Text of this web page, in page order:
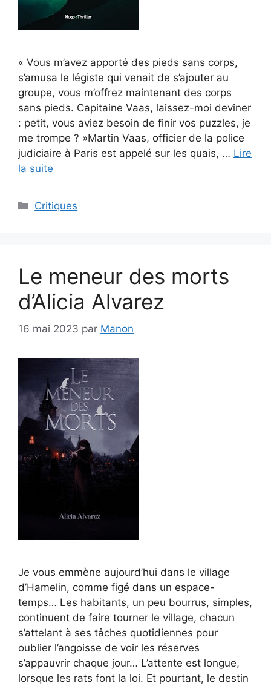
« Vous m’avez apporté des pieds sans corps,
s’amusa le légiste qui venait de s’ajouter au
groupe, vous m’offrez maintenant des corps
sans pieds. Capitaine Vaas, laissez-moi deviner
: petit, vous aviez besoin de finir vos puzzles, je
me trompe ? »Martin Vaas, officier de la police
judiciaire à Paris est appelé sur les quais, … Lire
la suite
Critiques
Le meneur des morts
d’Alicia Alvarez
16 mai 2023 par Manon
Je vous emmène aujourd’hui dans le village
d’Hamelin, comme figé dans un espace-
temps… Les habitants, un peu bourrus, simples,
continuent de faire tourner le village, chacun
s’attelant à ses tâches quotidiennes pour
oublier l’angoisse de voir les réserves
s’appauvrir chaque jour… L’attente est longue,
lorsque les rats font la loi. Et pourtant, le destin